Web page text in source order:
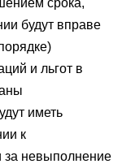
срока,
будут вправе
и льгот в
иметь
к
за невыполнение